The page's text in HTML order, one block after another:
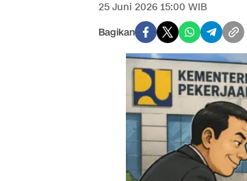
25 Juni 2026 15:00 WIB
Bagikan